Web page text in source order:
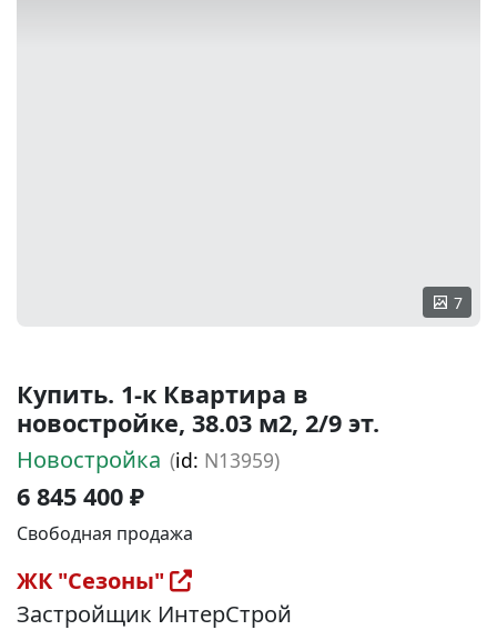
7
Купить. 1-к Квартира в
новостройке, 38.03 м2, 2/9 эт.
Новостройка (id: N13959)
6 845 400 ₽
Свободная продажа
ЖК "Сезоны"
Застройщик ИнтерСтрой